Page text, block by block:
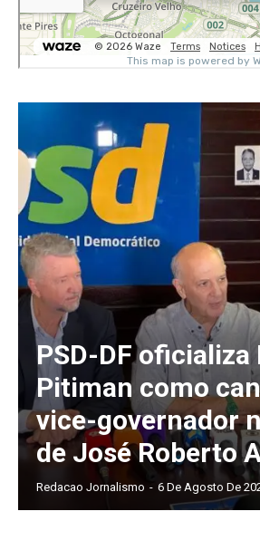
PSD-DF oficializa
Pitiman como
vice-governador
de José Roberto
Redacao Jornalismo - 6 De Agosto De